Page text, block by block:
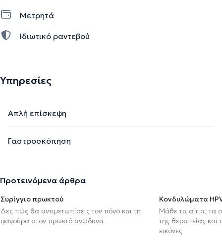
Μετρητά
Ιδιωτικό ραντεβού
Υπηρεσίες
Απλή επίσκεψη
Γαστροσκόπηση
Προτεινόμενα άρθρα
Συρίγγιο πρωκτού
Δες πώς θα αντιμετωπίσεις τον πόνο και τη
φαγούρα στον πρωκτό ανώδυνα
Κονδυλώματα
Μάθε τα αίτια, τα
της θεραπείας
εικόνες